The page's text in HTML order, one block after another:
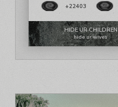
+22403
HIDE UR CHILDREN
hide ur wives